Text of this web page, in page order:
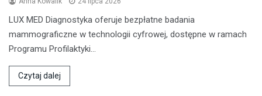
LUX MED Diagnostyka oferuje bezpłatne badania
mammograficzne w technologii cyfrowej, dostępne w ramach
Programu Profilaktyki…
Czytaj dalej